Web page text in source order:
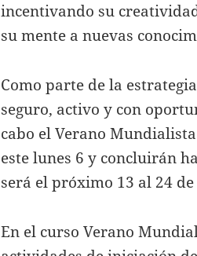
incentivando su
su mente a nuevas
Como parte de la
seguro, activo y con
cabo el Verano
este lunes 6 y concluirán
será el próximo 13 al 24
En el curso Verano